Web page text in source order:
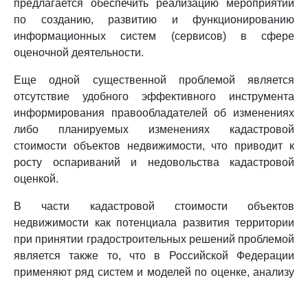
предлагается обеспечить реализацию мероприятий
по созданию, развитию и функционированию
информационных систем (сервисов) в сфере
оценочной деятельности.
Еще одной существенной проблемой является
отсутствие удобного эффективного инструмента
информирования правообладателей об изменениях
либо планируемых изменениях кадастровой
стоимости объектов недвижимости, что приводит к
росту оспариваний и недовольства кадастровой
оценкой.
В части кадастровой стоимости объектов
недвижимости как потенциала развития территории
при принятии градостроительных решений проблемой
является также то, что в Российской Федерации
применяют ряд систем и моделей по оценке, анализу